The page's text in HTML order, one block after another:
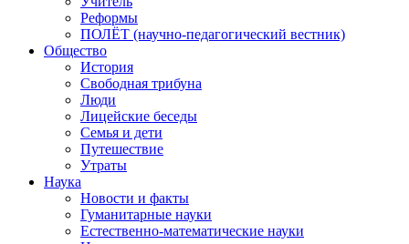
Реформы
ПОЛЁТ (научно-педагогический вестник)
Общество
История
Свободная трибуна
Люди
Лицейские беседы
Семья и дети
Путешествие
Утраты
Наука
Новости и факты
Гуманитарные науки
Естественно-математические науки